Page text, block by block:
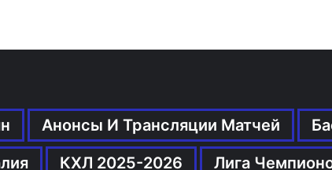
Анонсы И Трансляции Матчей
КХЛ 2025-2026 Лига